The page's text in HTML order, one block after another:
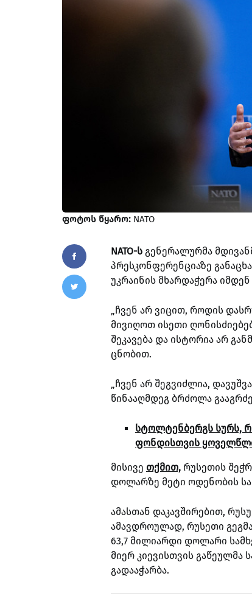
ფოტოს წყარო: NATO
NATO-ს გენერალურმა
პრესკონფერენციაზე
უკრაინის მხარდაჭერა
„ჩვენ არ ვიცით, როდის
მივიღოთ ისეთი
შეკავება და ისტორია არ
ცნობით.
„ჩვენ არ შეგვიძლია,
წინააღმდეგ ბრძოლა
სტოლტენბერგს სურს,
ფონდისთვის
მისივე თქმით, რუსეთის
დოლარზე მეტი ოდენობის
ამასთან დაკავშირებით,
ამავდროულად, რუსეთი
63,7 მილიარდი დოლარი
მიერ კიევისთვის გაწეულმა
გადააჭარბა.